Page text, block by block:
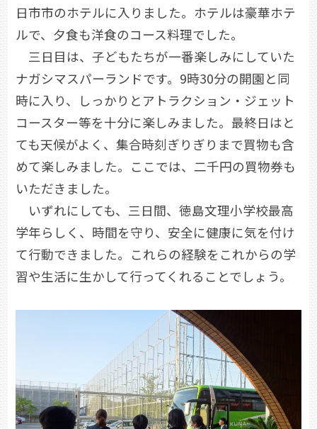
日市市のホテルに入りました。ホテルは豪華ホテ
ルで、夕食も洋食のコース料理でした。
三日目は、子どもたちが一番楽しみにしていた
ナガシマスパーランドです。9時30分の開園と同
時に入り、しっかりとアトラクション・ジェット
コースター等を十分に楽しみました。最終日はと
ても天候がよく、集合時刻ぎりぎりまで買物も含
めて楽しみました。ここでは、二千円の買物券も
いただきました。
いずれにしても、三日間、徳島文理小学校最高
学年らしく、時間を守り、安全に健康に気を付け
て行動できました。これらの経験をこれからの学
習や生活に生かして行ってくれることでしょう。